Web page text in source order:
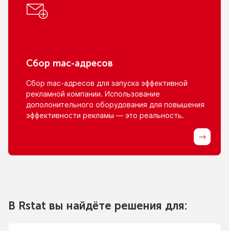
Сбор mac-адресов
Сбор mac-адресов для запуска эффективной
рекламной компании. Использование
дополонительного оборудования для повышения
эффективности рекламы — это реальность.
В Rstat вы найдёте решения для: